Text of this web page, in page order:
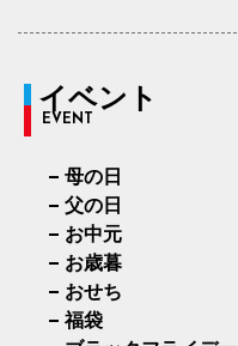
イベント
EVENT
母の日
父の日
お中元
お歳暮
おせち
福袋